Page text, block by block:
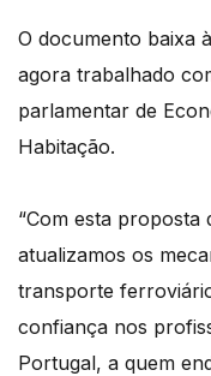
O documento baixa
agora trabalhado
parlamentar de
Habitação.
“Com esta proposta
atualizamos os
transporte
confiança nos
Portugal, a quem